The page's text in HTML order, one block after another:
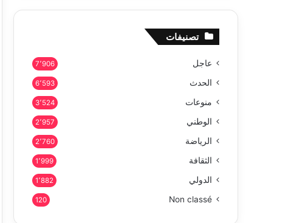
تصنيفات
عاجل 7٬906
الحدث 6٬593
منوعات 3٬524
الوطني 2٬957
الرياضة 2٬760
الثقافة 1٬999
الدولي 1٬882
Non classé
120